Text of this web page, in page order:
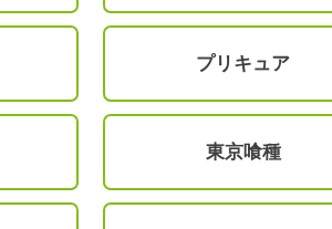
プリキュア
東京喰種